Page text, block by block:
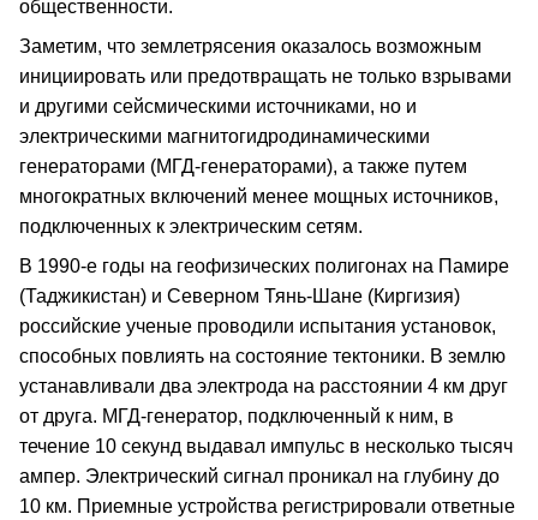
общественности.
Заметим, что землетрясения оказалось возможным
инициировать или предотвращать не только взрывами
и другими сейсмическими источниками, но и
электрическими магнитогидродинамическими
генераторами (МГД-генераторами), а также путем
многократных включений менее мощных источников,
подключенных к электрическим сетям.
В 1990-е годы на геофизических полигонах на Памире
(Таджикистан) и Северном Тянь-Шане (Киргизия)
российские ученые проводили испытания установок,
способных повлиять на состояние тектоники. В землю
устанавливали два электрода на расстоянии 4 км друг
от друга. МГД-генератор, подключенный к ним, в
течение 10 секунд выдавал импульс в несколько тысяч
ампер. Электрический сигнал проникал на глубину до
10 км. Приемные устройства регистрировали ответные